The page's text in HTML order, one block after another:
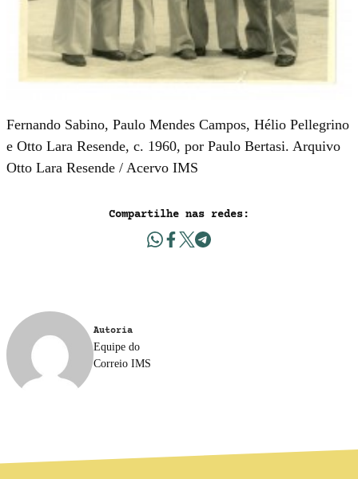
Fernando Sabino, Paulo Mendes Campos, Hélio Pellegrino
e Otto Lara Resende, c. 1960, por Paulo Bertasi. Arquivo
Otto Lara Resende / Acervo IMS
Compartilhe nas redes:
Autoria
Equipe do
Correio IMS